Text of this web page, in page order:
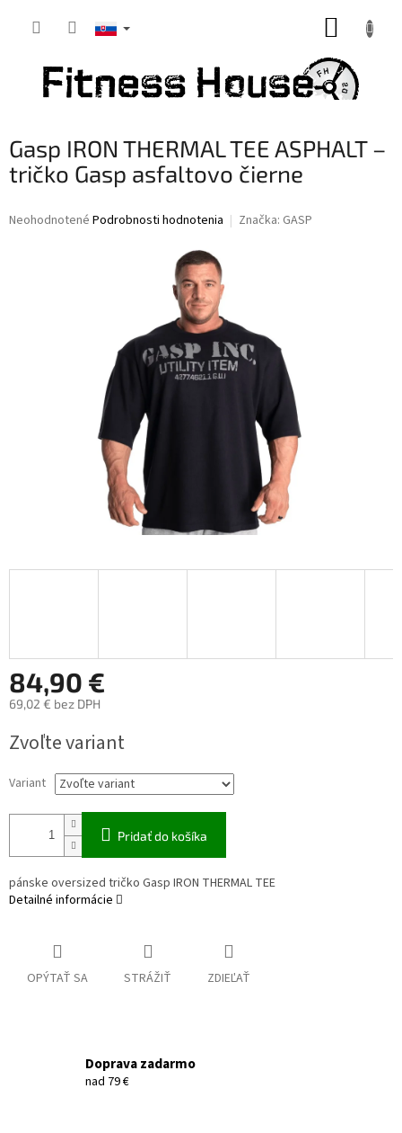
Gasp IRON THERMAL TEE ASPHALT –
tričko Gasp asfaltovo čierne
Priemerné
Neohodnotené Podrobnosti hodnotenia Značka: GASP
84,90 €
69,02 € bez DPH
cena:
Zvoľte variant
Variant
Pridať do košíka
pánske oversized tričko Gasp IRON THERMAL TEE
Detailné informácie
OPÝTAŤ SA STRÁŽIŤ ZDIEĽAŤ
Doprava zadarmo
nad 79 €